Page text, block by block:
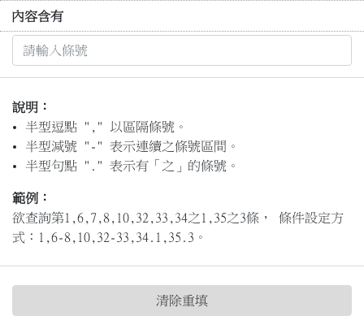
內容含有
說明：
半型逗點 "," 以區隔條號。
半型減號 "-" 表示連續之條號區間。
半型句點 "." 表示有「之」的條號。
範例：
欲查詢第1,6,7,8,10,32,33,34之1,35之3條， 條件設定方
式：1,6-8,10,32-33,34.1,35.3。
清除重填